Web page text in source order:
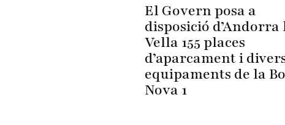
El Govern posa a
disposició d’Andorra
Vella 155 places
d’aparcament i
equipaments de la
Nova 1